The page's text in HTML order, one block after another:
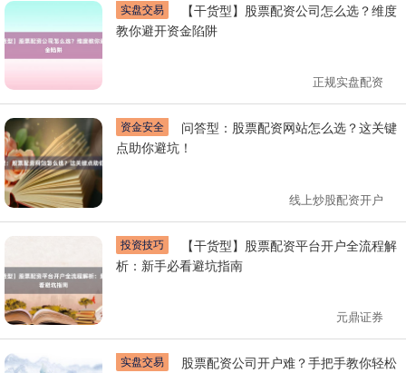
实盘交易
教你避开资金陷阱
正规实盘配资
资金安全
点助你避坑！
线上炒股配资开户
投资技巧
析：新手必看避坑指南
元鼎证券
实盘交易